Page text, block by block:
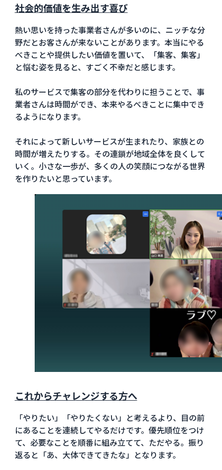
社会的価値を生み出す喜び
熱い思いを持った事業者さんが多いのに、ニッチな分
野だとお客さんが来ないことがあります。本当にやる
べきことや提供したい価値を置いて、「集客、集客」
と悩む姿を見ると、すごく不幸だと感じます。
私のサービスで集客の部分を代わりに担うことで、事
業者さんは時間ができ、本来やるべきことに集中でき
るようになります。
それによって新しいサービスが生まれたり、家族との
時間が増えたりする。その連鎖が地域全体を良くして
いく。小さな一歩が、多くの人の笑顔につながる世界
を作りたいと思っています。
これからチャレンジする方へ
「やりたい」「やりたくない」と考えるより、目の前
にあることを連続してやるだけです。優先順位をつけ
て、必要なことを順番に組み立てて、ただやる。振り
返ると「あ、大体できてきたな」となります。